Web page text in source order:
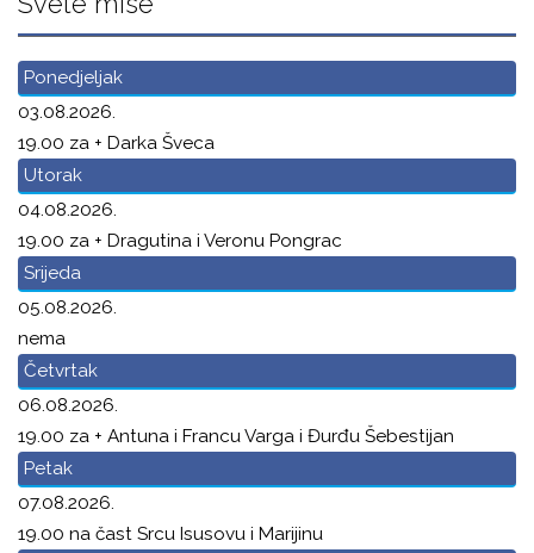
Ponedjeljak
03.08.2026.
19.00 za + Darka Šveca
Utorak
04.08.2026.
19.00 za + Dragutina i Veronu Pongrac
Srijeda
05.08.2026.
nema
Četvrtak
06.08.2026.
19.00 za + Antuna i Francu Varga i Đurđu Šebestijan
Petak
07.08.2026.
19.00 na čast Srcu Isusovu i Marijinu